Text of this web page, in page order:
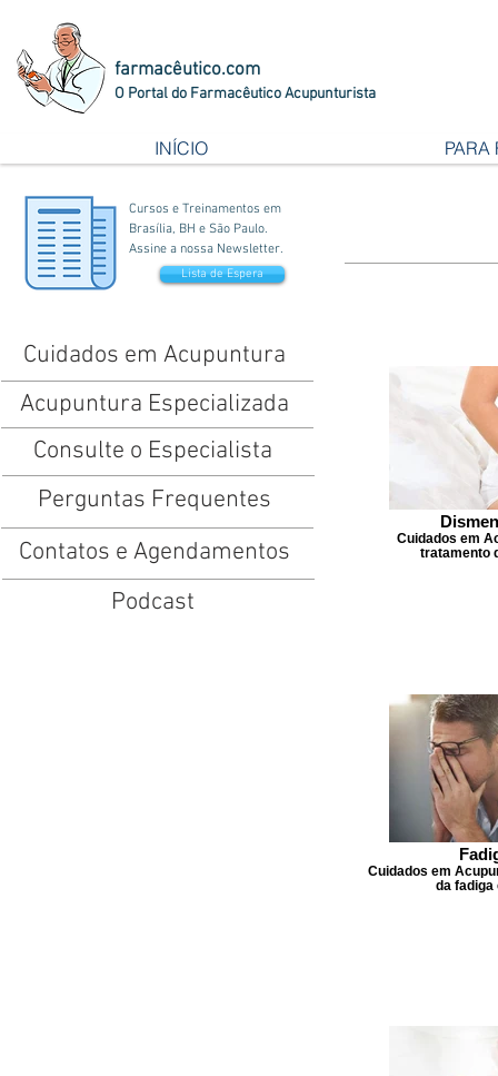
farmacêutico.com
O Portal do Farmacêutico Acupunturista
INÍCIO PARA
Cursos e Treinamentos em
Brasília, BH e São Paulo.
Assine a nossa Newsletter.
Lista de Espera
Cuidados em Acupuntura
Acupuntura Especializada
Consulte o Especialista
Perguntas Frequentes
Contatos e Agendamentos
Podcast
Cuidados em
tratamento
Cuidados em
da fadiga